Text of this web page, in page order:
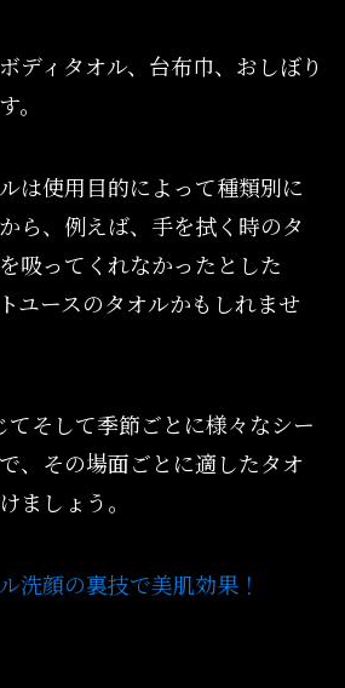
ディタオル、台布巾、おしぼり
。
は使用目的によって種類別に
ら、例えば、手を拭く時のタ
吸ってくれなかったとした
ユースのタオルかもしれませ
てそして季節ごとに様々なシー
、その場面ごとに適したタオ
ましょう。
洗顔の裏技で美肌効果！